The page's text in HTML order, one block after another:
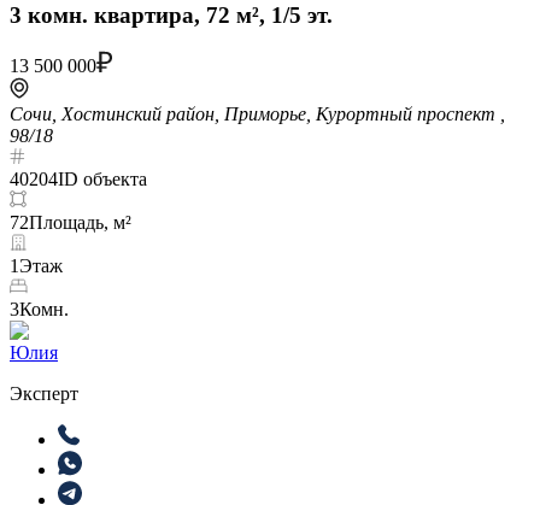
3 комн. квартира, 72 м², 1/5 эт.
13 500 000
Сочи, Хостинский район, Приморье, Курортный проспект ,
98/18
40204ID объекта
72Площадь, м²
1Этаж
3Комн.
Юлия
Эксперт